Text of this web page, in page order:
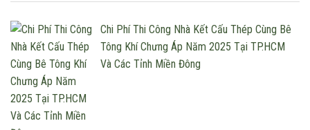
Chi Phí Thi Công Nhà Kết Cấu Thép Cùng Bê
Tông Khí Chưng Áp Năm 2025 Tại TP.HCM
Và Các Tỉnh Miền Đông